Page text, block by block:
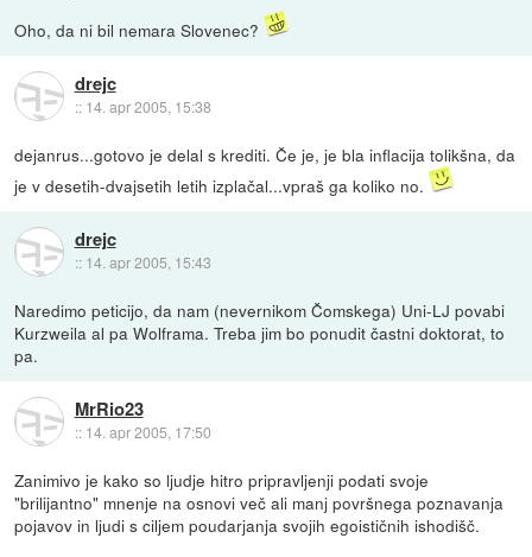
Oho, da ni bil nemara Slovenec?
drejc
:: 14. apr 2005, 15:38
dejanrus...gotovo je delal s krediti. Če je, je bla inflacija tolikšna, da
je v desetih-dvajsetih letih izplačal...vpraš ga koliko no.
drejc
:: 14. apr 2005, 15:43
Naredimo peticijo, da nam (nevernikom Čomskega) Uni-LJ povabi
Kurzweila al pa Wolframa. Treba jim bo ponudit častni doktorat, to
pa.
MrRio23
:: 14. apr 2005, 17:50
Zanimivo je kako so ljudje hitro pripravljenji podati svoje
"brilijantno" mnenje na osnovi več ali manj površnega poznavanja
pojavov in ljudi s ciljem poudarjanja svojih egoističnih ishodišč.